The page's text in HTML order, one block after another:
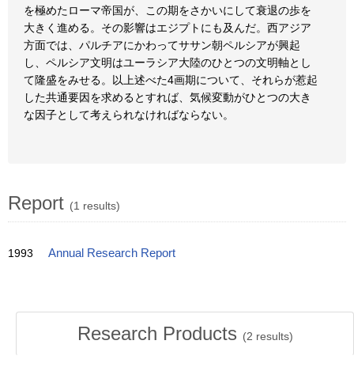
を極めたローマ帝国が、この期をさかいにして衰退の歩を
大きく進める。その影響はエジプトにも及んだ。西アジア
方面では、パルチアにかわってササン朝ペルシアが興起
し、ペルシア文明はユーラシア大陸のひとつの文明軸とし
て隆盛をみせる。以上述べた4画期について、それらが惹起
した共通要因を求めるとすれば、気候変動がひとつの大き
な因子として考えられなければならない。
Report (1 results)
1993 Annual Research Report
Research Products (2 results)